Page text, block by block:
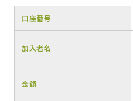
口座番号
加入者名
金額